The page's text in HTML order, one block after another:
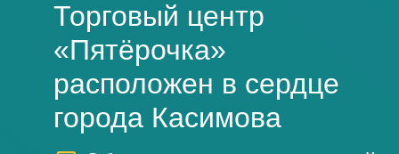
Торговый центр
«Пятёрочка»
расположен в сердце
города Касимова